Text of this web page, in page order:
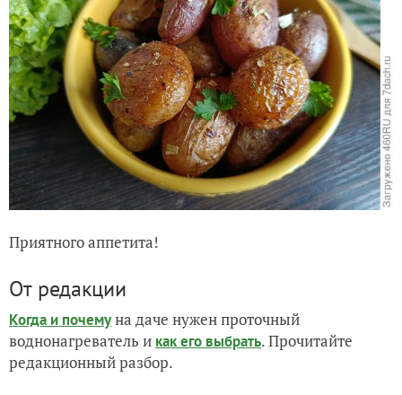
Приятного аппетита!
От редакции
Когда и почемуна даче нужен проточный
воднонагреватель и как его выбрать. Прочитайте
редакционный разбор.